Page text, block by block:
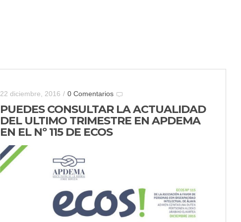
22 diciembre, 2016 / 0 Comentarios
PUEDES CONSULTAR LA ACTUALIDAD
DEL ULTIMO TRIMESTRE EN APDEMA
EN EL Nº 115 DE ECOS